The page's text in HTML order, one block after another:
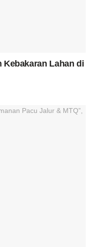
Kebakaran Lahan di